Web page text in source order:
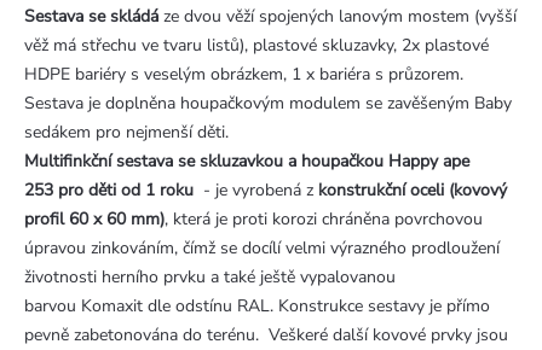
Sestava se skládá ze dvou věží spojených lanovým mostem (vyšší
věž má střechu ve tvaru listů), plastové skluzavky, 2x plastové
HDPE bariéry s veselým obrázkem, 1 x bariéra s průzorem.
Sestava je doplněna houpačkovým modulem se zavěšeným Baby
sedákem pro nejmenší děti.
Multifinkční sestava se skluzavkou a houpačkou Happy ape
253 pro děti od 1 roku - je vyrobená z konstrukční oceli (kovový
profil 60 x 60 mm), která je proti korozi chráněna povrchovou
úpravou zinkováním, čímž se docílí velmi výrazného prodloužení
životnosti herního prvku a také ještě vypalovanou
barvou Komaxit dle odstínu RAL. Konstrukce sestavy je přímo
pevně zabetonována do terénu. Veškeré další kovové prvky jsou